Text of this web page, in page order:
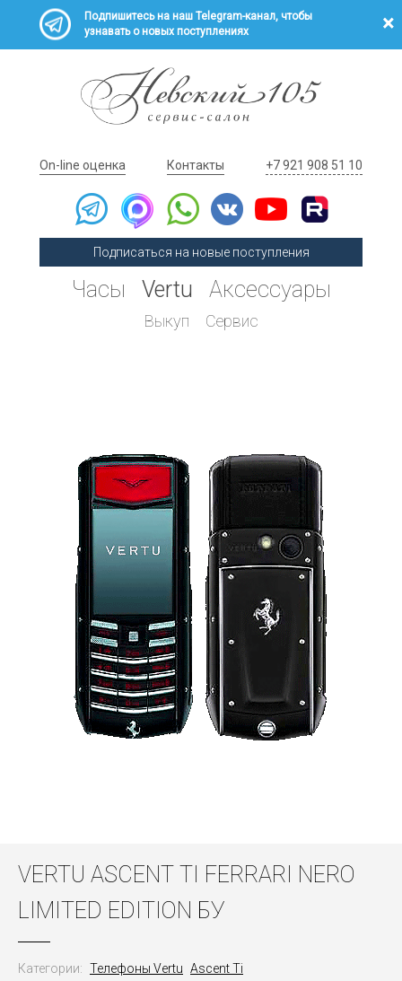
Подпишитесь на наш Telegram-канал, чтобы
узнавать о новых поступлениях
On-line оценка Контакты +7 921 908 51 10
Подписаться на новые поступления
Часы Vertu Аксессуары
Выкуп Сервис
VERTU ASCENT TI FERRARI NERO
LIMITED EDITION БУ
Категории: Телефоны Vertu Ascent Ti